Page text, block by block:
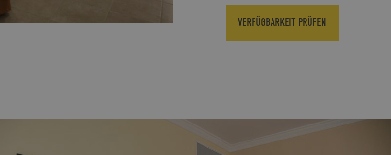
VERFÜGBARKEIT PRÜFEN